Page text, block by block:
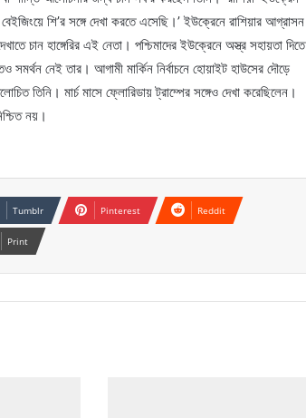
শি’র সঙ্গে দেখা করতে এসেছি।’ ইউক্রেনে রাশিয়ার আগ্রাসন
চান হাঙ্গেরির এই নেতা। পশ্চিমাদের ইউক্রেনে অস্ত্র সহায়তা দিতে
নেই তার। আগামী মার্কিন নির্বাচনে হোয়াইট হাউসের দৌড়ে
তিনি। মার্চ মাসে ফ্লোরিডায় ট্রাম্পের সঙ্গেও দেখা করেছিলেন।
নয়।
Tumblr Pinterest Reddit
Print